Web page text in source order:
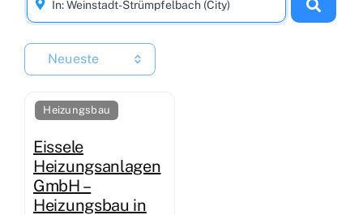
Neueste
Heizungsbau
Eissele
Heizungsanlagen
GmbH –
Heizungsbau in